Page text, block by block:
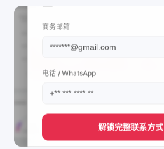
商务邮箱
电话 / WhatsApp
解锁完整联系方式